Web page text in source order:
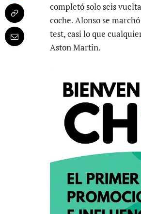
completó solo seis
coche. Alonso se
test, casi lo que
Aston Martin.